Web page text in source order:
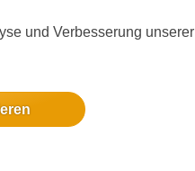
und Verbesserung unserer